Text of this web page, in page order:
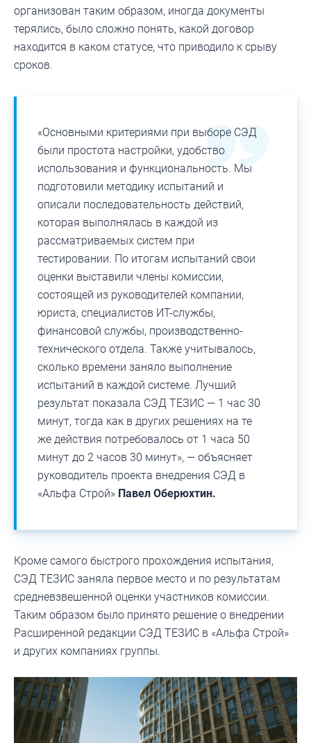
организован таким образом, иногда документы
терялись, было сложно понять, какой договор
находится в каком статусе, что приводило к срыву
сроков.
«Основными критериями при выборе СЭД
были простота настройки, удобство
использования и функциональность. Мы
подготовили методику испытаний и
описали последовательность действий,
которая выполнялась в каждой из
рассматриваемых систем при
тестировании. По итогам испытаний свои
оценки выставили члены комиссии,
состоящей из руководителей компании,
юриста, специалистов ИТ-службы,
финансовой службы, производственно-
технического отдела. Также учитывалось,
сколько времени заняло выполнение
испытаний в каждой системе. Лучший
результат показала СЭД ТЕЗИС — 1 час 30
минут, тогда как в других решениях на те
же действия потребовалось от 1 часа 50
минут до 2 часов 30 минут», — объясняет
руководитель проекта внедрения СЭД в
«Альфа Строй» Павел Оберюхтин.
Кроме самого быстрого прохождения испытания,
СЭД ТЕЗИС заняла первое место и по результатам
средневзвешенной оценки участников комиссии.
Таким образом было принято решение о внедрении
Расширенной редакции СЭД ТЕЗИС в «Альфа Строй»
и других компаниях группы.